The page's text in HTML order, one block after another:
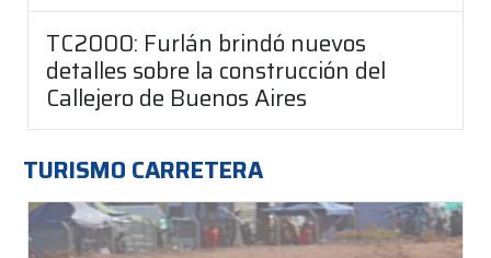
TC2000: Furlán brindó nuevos
detalles sobre la construcción del
Callejero de Buenos Aires
TURISMO CARRETERA